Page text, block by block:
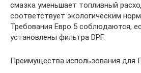
смазка уменьшает топливный
соответствует экологическим
Требования Евро 5 соблюдаются,
установлены фильтра DPF.
Преимущества использования для